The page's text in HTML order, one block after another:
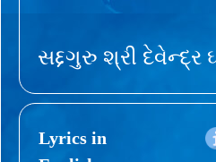
સદ્દગુરુ શ્રી દેવેન્દ્ર
Lyrics in